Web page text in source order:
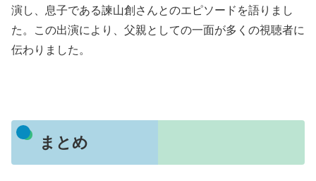
演し、息子である諫山創さんとのエピソードを語りまし
た。この出演により、父親としての一面が多くの視聴者に
伝わりました。
まとめ